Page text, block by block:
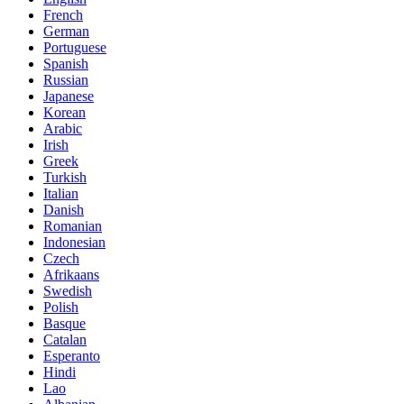
French
German
Portuguese
Spanish
Russian
Japanese
Korean
Arabic
Irish
Greek
Turkish
Italian
Danish
Romanian
Indonesian
Czech
Afrikaans
Swedish
Polish
Basque
Catalan
Esperanto
Hindi
Lao